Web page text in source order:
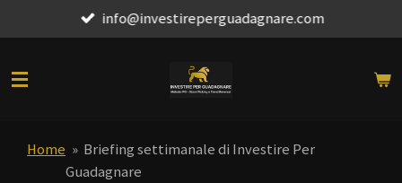
al
principale
info@investireperguadagnare.com
Home » Briefing settimanale di Investire Per
Guadagnare